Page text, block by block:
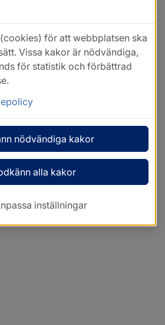
för att webbplatsen ska
Vissa kakor är nödvändiga,
för statistik och förbättrad
nödvändiga kakor
alla kakor
inställningar